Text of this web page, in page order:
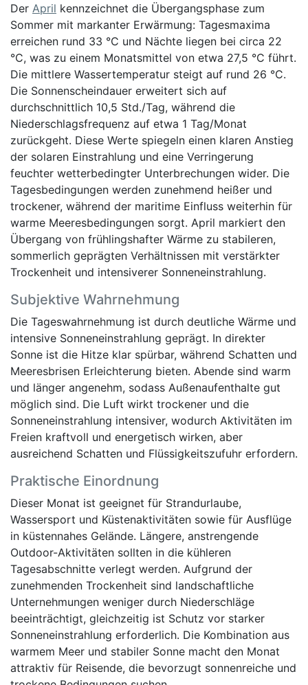
Der April kennzeichnet die Übergangsphase zum
Sommer mit markanter Erwärmung: Tagesmaxima
erreichen rund 33 °C und Nächte liegen bei circa 22
°C, was zu einem Monatsmittel von etwa 27,5 °C führt.
Die mittlere Wassertemperatur steigt auf rund 26 °C.
Die Sonnenscheindauer erweitert sich auf
durchschnittlich 10,5 Std./Tag, während die
Niederschlagsfrequenz auf etwa 1 Tag/Monat
zurückgeht. Diese Werte spiegeln einen klaren Anstieg
der solaren Einstrahlung und eine Verringerung
feuchter wetterbedingter Unterbrechungen wider. Die
Tagesbedingungen werden zunehmend heißer und
trockener, während der maritime Einfluss weiterhin für
warme Meeresbedingungen sorgt. April markiert den
Übergang von frühlingshafter Wärme zu stabileren,
sommerlich geprägten Verhältnissen mit verstärkter
Trockenheit und intensiverer Sonneneinstrahlung.
Subjektive Wahrnehmung
Die Tageswahrnehmung ist durch deutliche Wärme und
intensive Sonneneinstrahlung geprägt. In direkter
Sonne ist die Hitze klar spürbar, während Schatten und
Meeresbrisen Erleichterung bieten. Abende sind warm
und länger angenehm, sodass Außenaufenthalte gut
möglich sind. Die Luft wirkt trockener und die
Sonneneinstrahlung intensiver, wodurch Aktivitäten im
Freien kraftvoll und energetisch wirken, aber
ausreichend Schatten und Flüssigkeitszufuhr erfordern.
Praktische Einordnung
Dieser Monat ist geeignet für Strandurlaube,
Wassersport und Küstenaktivitäten sowie für Ausflüge
in küstennahes Gelände. Längere, anstrengende
Outdoor-Aktivitäten sollten in die kühleren
Tagesabschnitte verlegt werden. Aufgrund der
zunehmenden Trockenheit sind landschaftliche
Unternehmungen weniger durch Niederschläge
beeinträchtigt, gleichzeitig ist Schutz vor starker
Sonneneinstrahlung erforderlich. Die Kombination aus
warmem Meer und stabiler Sonne macht den Monat
attraktiv für Reisende, die bevorzugt sonnenreiche und